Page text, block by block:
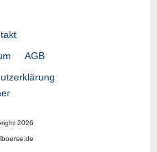
AGB
2026